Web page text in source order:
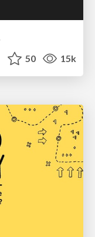
50 15k